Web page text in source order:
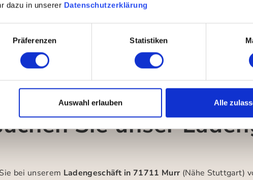
dazu in unserer Datenschutzerklärung
Präferenzen Statistiken
Auswahl erlauben Alle
Sie unser
bei unserem Ladengeschäft in 71711 Murr (Nähe Stuttgart)